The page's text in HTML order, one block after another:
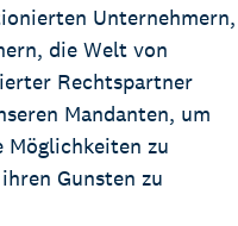
Unternehmern,
die Welt von
Rechtspartner
Mandanten, um
Möglichkeiten zu
Gunsten zu